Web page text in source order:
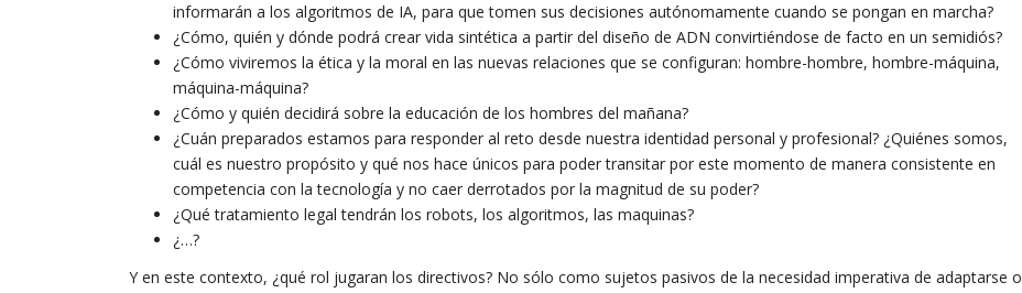
informarán a los algoritmos de IA, para que tomen sus decisiones autónomamente cuando se pongan en marcha?
¿Cómo, quién y dónde podrá crear vida sintética a partir del diseño de ADN convirtiéndose de facto en un semidiós?
¿Cómo viviremos la ética y la moral en las nuevas relaciones que se configuran: hombre-hombre, hombre-máquina,
máquina-máquina?
¿Cómo y quién decidirá sobre la educación de los hombres del mañana?
¿Cuán preparados estamos para responder al reto desde nuestra identidad personal y profesional? ¿Quiénes somos,
cuál es nuestro propósito y qué nos hace únicos para poder transitar por este momento de manera consistente en
competencia con la tecnología y no caer derrotados por la magnitud de su poder?
¿Qué tratamiento legal tendrán los robots, los algoritmos, las maquinas?
¿…?
Y en este contexto, ¿qué rol jugaran los directivos? No sólo como sujetos pasivos de la necesidad imperativa de adaptarse o